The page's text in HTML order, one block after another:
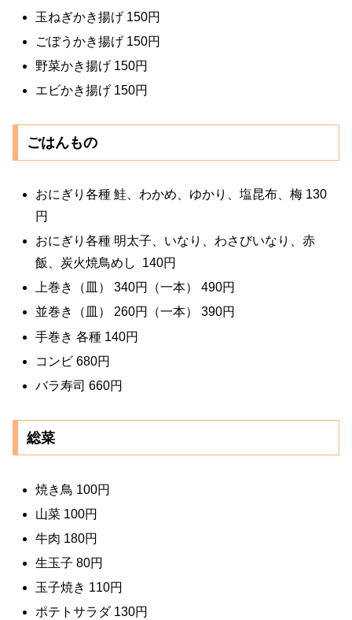
玉ねぎかき揚げ 150円
ごぼうかき揚げ 150円
野菜かき揚げ 150円
エビかき揚げ 150円
ごはんもの
おにぎり各種 鮭、わかめ、ゆかり、塩昆布、梅 130
円
おにぎり各種 明太子、いなり、わさびいなり、赤
飯、炭火焼鳥めし 140円
上巻き（皿） 340円（一本） 490円
並巻き（皿） 260円（一本） 390円
手巻き 各種 140円
コンビ 680円
バラ寿司 660円
総菜
焼き鳥 100円
山菜 100円
牛肉 180円
生玉子 80円
玉子焼き 110円
ポテトサラダ 130円